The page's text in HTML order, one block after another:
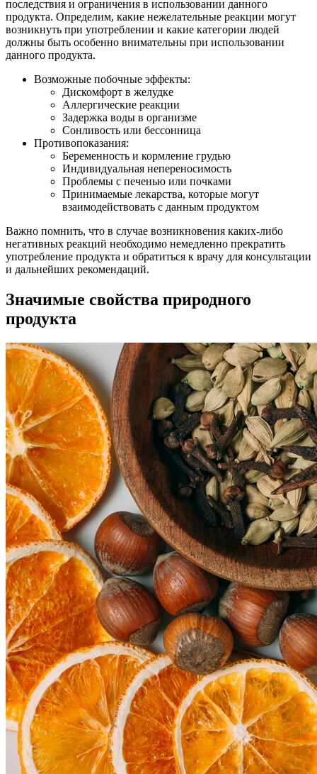
последствия и ограничения в использовании данного
продукта. Определим, какие нежелательные реакции могут
возникнуть при употреблении и какие категории людей
должны быть особенно внимательны при использовании
данного продукта.
Возможные побочные эффекты:
Дискомфорт в желудке
Аллергические реакции
Задержка воды в организме
Сонливость или бессонница
Противопоказания:
Беременность и кормление грудью
Индивидуальная непереносимость
Проблемы с печенью или почками
Принимаемые лекарства, которые могут
взаимодействовать с данным продуктом
Важно помнить, что в случае возникновения каких-либо
негативных реакций необходимо немедленно прекратить
употребление продукта и обратиться к врачу для консультации
и дальнейших рекомендаций.
Значимые свойства природного
продукта